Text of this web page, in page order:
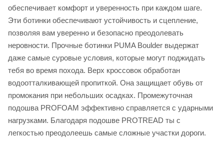
обеспечивает комфорт и уверенность при каждом шаге.
Эти ботинки обеспечивают устойчивость и сцепление,
позволяя вам уверенно и безопасно преодолевать
неровности. Прочные ботинки PUMA Boulder выдержат
даже самые суровые условия, которые могут поджидать
тебя во время похода. Верх кроссовок обработан
водоотталкивающей пропиткой. Она защищает обувь от
промокания при небольших осадках. Промежуточная
подошва PROFOAM эффективно справляется с ударными
нагрузками. Благодаря подошве PROTREAD ты с
легкостью преодолеешь самые сложные участки дороги.